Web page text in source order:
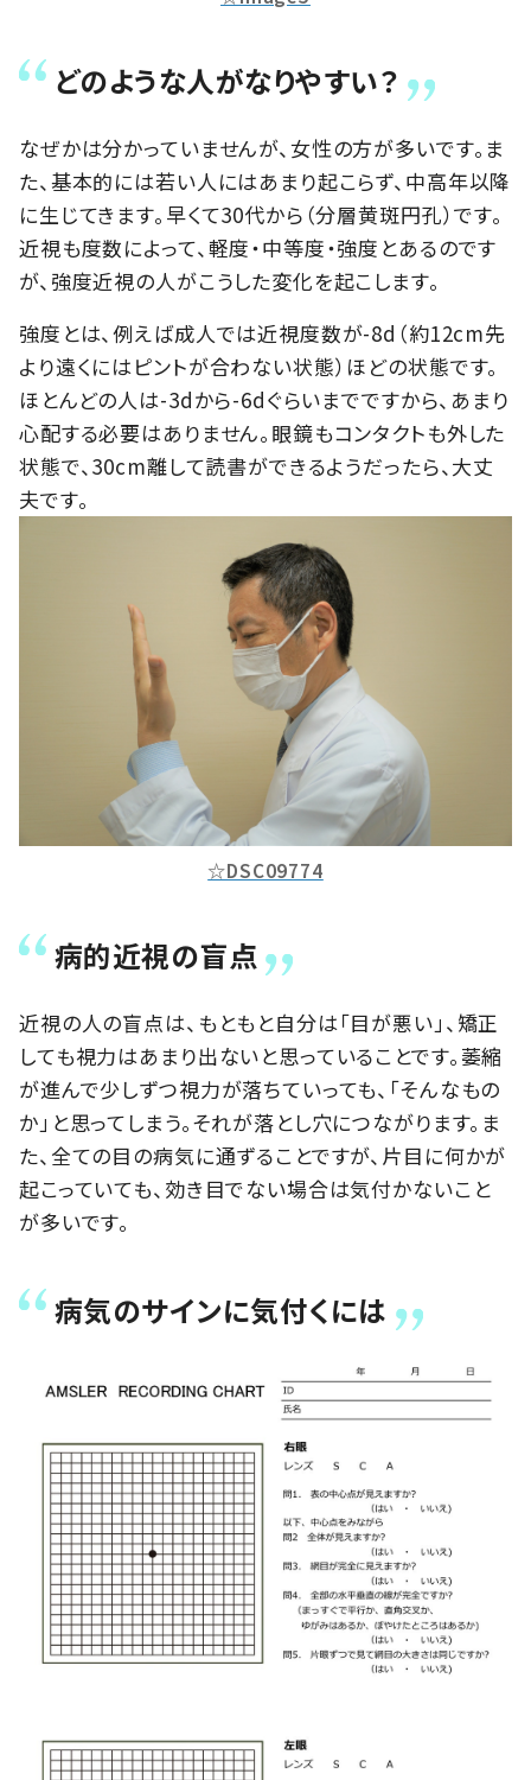
どのような人がなりやすい？
なぜかは分かっていませんが、女性の方が多いです。ま
た、基本的には若い人にはあまり起こらず、中高年以降
に生じてきます。早くて30代から（分層黄斑円孔）です。
近視も度数によって、軽度・中等度・強度とあるのです
が、強度近視の人がこうした変化を起こします。
強度とは、例えば成人では近視度数が-8d（約12cm先
より遠くにはピントが合わない状態）ほどの状態です。
ほとんどの人は-3dから-6dぐらいまでですから、あまり
心配する必要はありません。眼鏡もコンタクトも外した
状態で、30cm離して読書ができるようだったら、大丈
夫です。
☆DSC09774
病的近視の盲点
近視の人の盲点は、もともと自分は「目が悪い」、矯正
しても視力はあまり出ないと思っていることです。萎縮
が進んで少しずつ視力が落ちていっても、「そんなもの
か」と思ってしまう。それが落とし穴につながります。ま
た、全ての目の病気に通ずることですが、片目に何かが
起こっていても、効き目でない場合は気付かないこと
が多いです。
病気のサインに気付くには